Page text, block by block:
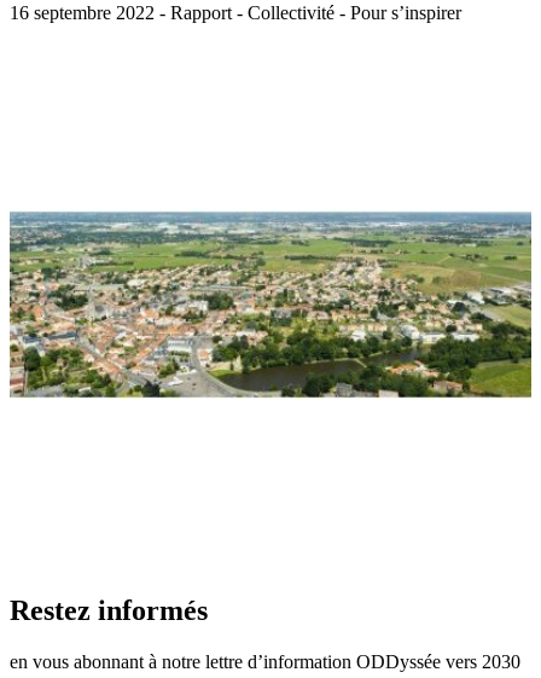
16 septembre 2022 - Rapport - Collectivité - Pour s’inspirer
Restez informés
en vous abonnant à notre lettre d’information ODDyssée vers 2030